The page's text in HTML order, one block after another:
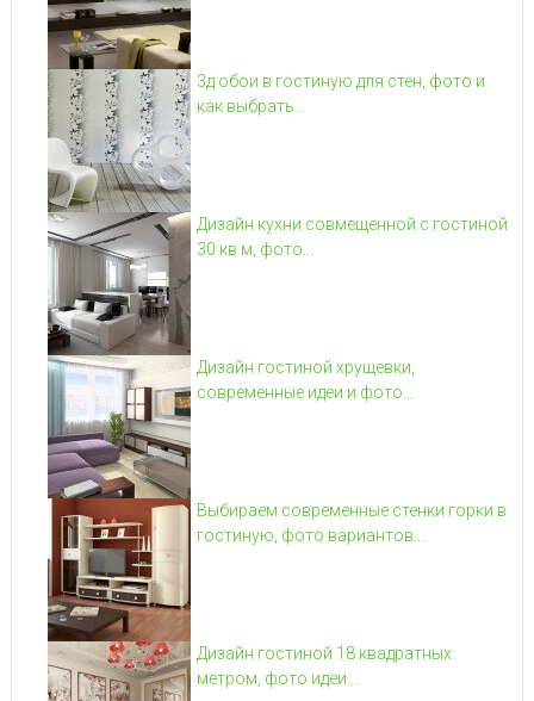
3д обои в гостиную для стен, фото и
как выбрать...
Дизайн кухни совмещенной с гостиной
30 кв м, фото...
Дизайн гостиной хрущевки,
современные идеи и фото...
Выбираем современные стенки горки в
гостиную, фото вариантов...
Дизайн гостиной 18 квадратных
метром, фото идеи...